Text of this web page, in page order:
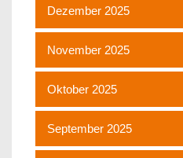
Dezember 2025
November 2025
Oktober 2025
September 2025